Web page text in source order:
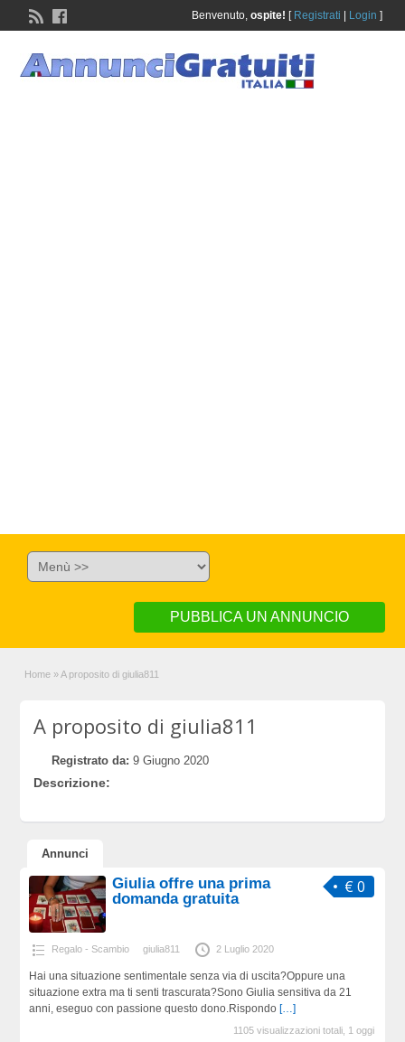
Benvenuto, ospite! [ Registrati Login ]
PUBBLICA UN ANNUNCIO
Home » A proposito di giulia811
A proposito di giulia811
Registrato da: 9 Giugno 2020
Descrizione:
Annunci
€ 0
Giulia offre una prima
domanda gratuita
Regalo - Scambio giulia811 2 Luglio 2020
Hai una situazione sentimentale senza via di uscita?Oppure una
situazione extra ma ti senti trascurata?Sono Giulia sensitiva da 21
anni, eseguo con passione questo dono.Rispondo […]
1105 visualizzazioni totali, 1 oggi